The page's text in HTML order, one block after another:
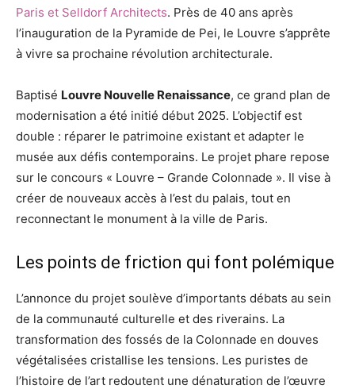
Paris et Selldorf Architects. Près de 40 ans après
l’inauguration de la Pyramide de Pei, le Louvre s’apprête
à vivre sa prochaine révolution architecturale.
Baptisé Louvre Nouvelle Renaissance, ce grand plan de
modernisation a été initié début 2025. L’objectif est
double : réparer le patrimoine existant et adapter le
musée aux défis contemporains. Le projet phare repose
sur le concours « Louvre – Grande Colonnade ». Il vise à
créer de nouveaux accès à l’est du palais, tout en
reconnectant le monument à la ville de Paris.
Les points de friction qui font polémique
L’annonce du projet soulève d’importants débats au sein
de la communauté culturelle et des riverains. La
transformation des fossés de la Colonnade en douves
végétalisées cristallise les tensions. Les puristes de
l’histoire de l’art redoutent une dénaturation de l’œuvre